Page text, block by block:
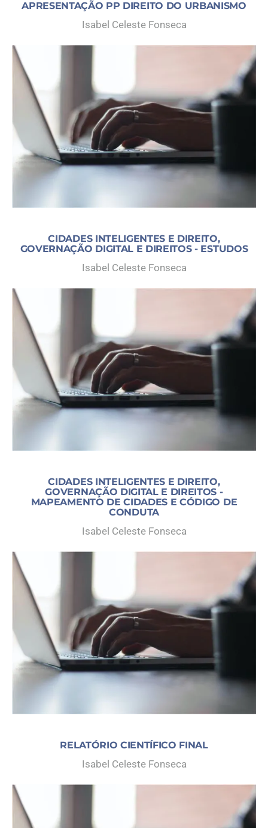
APRESENTAÇÃO PP DIREITO DO URBANISMO
Isabel Celeste Fonseca
CIDADES INTELIGENTES E DIREITO,
GOVERNAÇÃO DIGITAL E DIREITOS - ESTUDOS
Isabel Celeste Fonseca
CIDADES INTELIGENTES E DIREITO,
GOVERNAÇÃO DIGITAL E DIREITOS -
MAPEAMENTO DE CIDADES E CÓDIGO DE
CONDUTA
Isabel Celeste Fonseca
RELATÓRIO CIENTÍFICO FINAL
Isabel Celeste Fonseca